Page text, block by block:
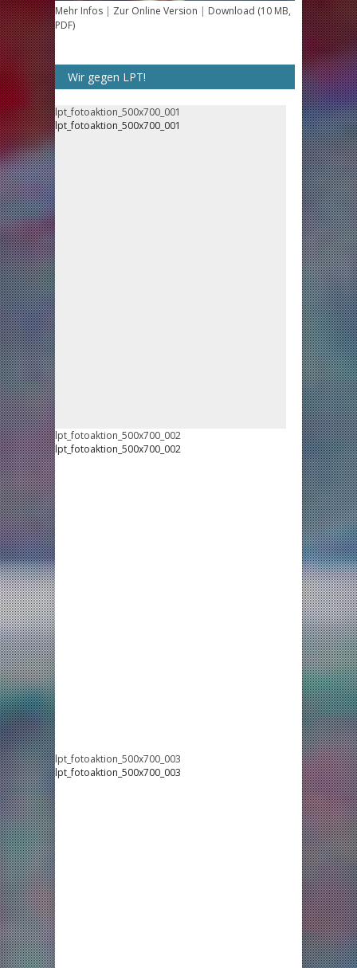
Mehr Infos | Zur Online Version | Download (10 MB,
PDF)
Wir gegen LPT!
lpt_fotoaktion_500x700_001
lpt_fotoaktion_500x700_001
lpt_fotoaktion_500x700_002
lpt_fotoaktion_500x700_002
lpt_fotoaktion_500x700_003
lpt_fotoaktion_500x700_003